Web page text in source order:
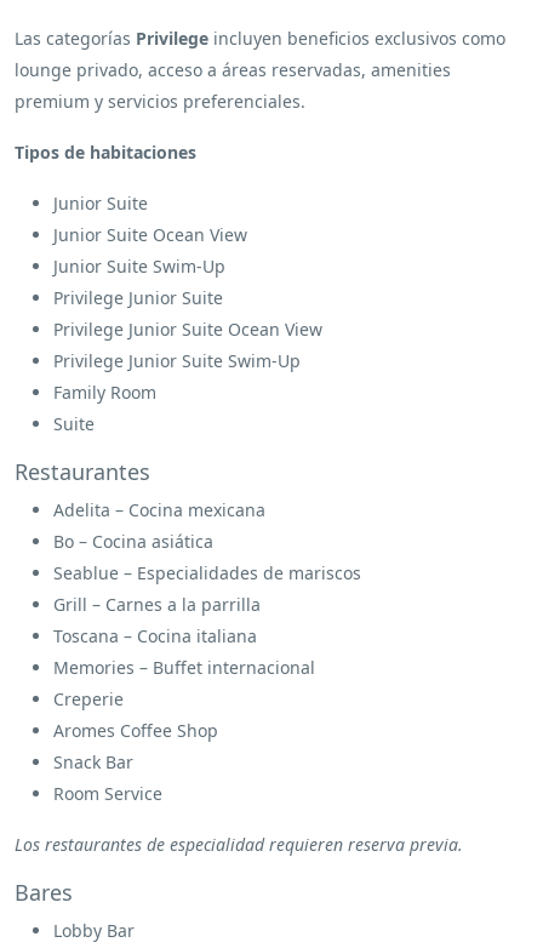
Las categorías Privilege incluyen beneficios exclusivos como
lounge privado, acceso a áreas reservadas, amenities
premium y servicios preferenciales.
Tipos de habitaciones
Junior Suite
Junior Suite Ocean View
Junior Suite Swim-Up
Privilege Junior Suite
Privilege Junior Suite Ocean View
Privilege Junior Suite Swim-Up
Family Room
Suite
Restaurantes
Adelita – Cocina mexicana
Bo – Cocina asiática
Seablue – Especialidades de mariscos
Grill – Carnes a la parrilla
Toscana – Cocina italiana
Memories – Buffet internacional
Creperie
Aromes Coffee Shop
Snack Bar
Room Service
Los restaurantes de especialidad requieren reserva previa.
Bares
Lobby Bar